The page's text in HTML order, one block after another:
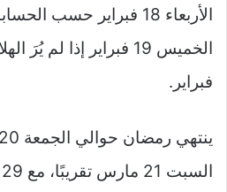
الأربعاء 18 فبراير حسب
فبراير.